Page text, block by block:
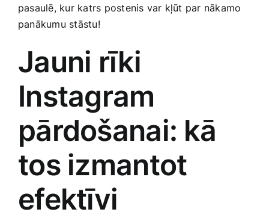
Sports, tūrisms un atpūta
TV un Sadzīves tehnika
Zoo preces
pasaulē, ‌kur katrs postenis var kļūt par nākamo
panākumu stāstu!
Jauni rīki
‍Instagram
pārdošanai: kā
tos izmantot
efektīvi